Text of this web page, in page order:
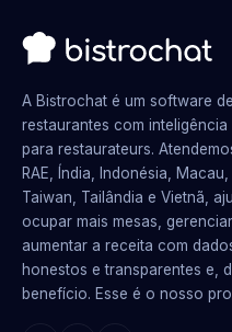
A Bistrochat é um software
restaurantes com
para restaurateurs.
RAE, Índia, Indonésia,
Taiwan, Tailândia e Vietnã,
ocupar mais mesas,
aumentar a receita com
honestos e transparentes e,
benefício. Esse é o nosso